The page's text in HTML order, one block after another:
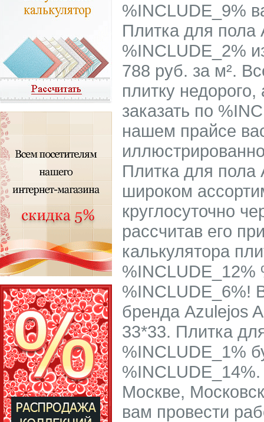
%INCLUDE_9%
Плитка для пола
%INCLUDE_2%
788 руб. за м².
плитку
заказать по
нашем прайсе
Плитка для пола
широком
круглосуточно
рассчитав его
калькулятора
%INCLUDE_12%
%INCLUDE_6%!
бренда Azulejos
33*33. Плитка
%INCLUDE_1%
Москве,
вам провести